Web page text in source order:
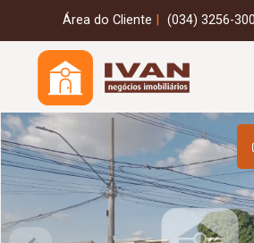
Área do Cliente (034) 3256-